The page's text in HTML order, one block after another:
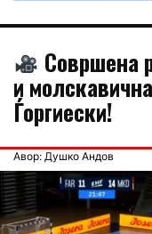
Совршена
и
Ѓоргиески!
Авор: Душко Андов